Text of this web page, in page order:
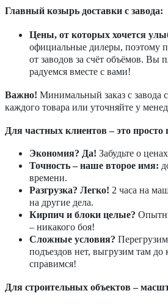
Главный козырь доставки с завода:
Цены, от которых хочется
официальные дилеры, поэтому
от заводов за счёт объёмов. Вы
радуемся вместе с вами!
Важно! Минимальный заказ с завода
каждого товара или уточняйте у
Для частных клиентов – это просто
Экономия? Да! Забудьте о
Точность – наше второе имя:
времени.
Разгрузка? Легко! 2 часа на
на другие дела.
Кирпич и блоки целые?
– никакого боя!
Сложные условия?
подъездов нет, выгрузим там до
справимся!
Для строительных объектов –